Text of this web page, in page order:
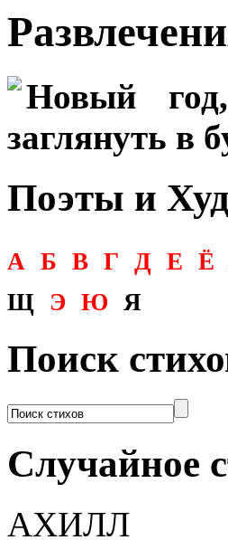
Новый
заглянуть в
Поэты и
А Б В Г Д Е Ё
Щ Э Ю Я
Поиск
Случайное
АХИЛЛ